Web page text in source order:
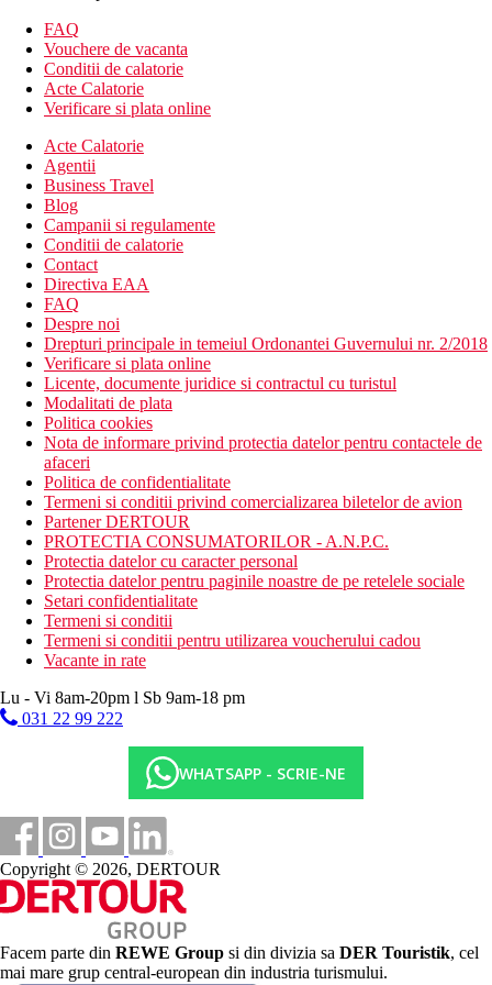
Camere
Camera dubla, cladire principala:
TV/Sat., telefon direct, aer conditionat, seif (gratuit), minibar
(aprovizionat zilnic cu bauturi racoritoare si bere gratuite),
balcon/terasa, in principal bloc, 25 m2.
Alte tipuri de camere
facilitatile de mai sus)
Bungalou: cazare in vile in gradina.
living cu bucatarie.
Camere duble pentru clienti cu dizabilitati la cerere.
Divertisment
Gratuit:program de animatie de zi si de seara.
Mese
Ultra All Inclusive
mic dejun, pranz si cina tip bufet in restaurantul principal
mic dejun tarziu in restaurantul principal (10:00-10:30)
gustare, fructe, gözleme, inghetata pe tot parcursul zilei
restaurant a la carte (peste, italian, turcesc) o data pe sejur
cu rezervare
bauturi alcoolice si nealcoolice de productie locala si unele
importate 24 de ore
Plaja
Plaja cu nisip este chiar langa hotel
Umbrele, sezlonguri, prosoape gratuite
Oferta sportiva
Gratuit: tenis de masa (incl. echipament), teren de tenis
(incl. echipament), zumba, aerobic pe apa, aerobic, polo,
centru de fitness, yoga, volei pe plaja, boccia, darts,
biliard, badminton
Contra cost: iluminat teren de tenis, sporturi acvatice
motorizate si nemotorizate
Copii
Gratuit : parte in restaurant, mini club, jocuri pentru copii, loc de
joaca pentru copii, program bogat de animatie, discoteca pentru
copii.
FAQ
Vouchere de vacanta
Conditii de calatorie
Acte Calatorie
Verificare si plata online
Acte Calatorie
Agentii
Business Travel
Blog
Campanii si regulamente
Conditii de calatorie
Contact
Directiva EAA
FAQ
Despre noi
Drepturi principale in temeiul Ordonantei Guvernului nr. 2/2018
Verificare si plata online
Licente, documente juridice si contractul cu turistul
Modalitati de plata
Politica cookies
Nota de informare privind protectia datelor pentru contactele de
afaceri
Politica de confidentialitate
Termeni si conditii privind comercializarea biletelor de avion
Partener DERTOUR
PROTECTIA CONSUMATORILOR - A.N.P.C.
Protectia datelor cu caracter personal
Protectia datelor pentru paginile noastre de pe retelele sociale
Setari confidentialitate
Termeni si conditii
Termeni si conditii pentru utilizarea voucherului cadou
Vacante in rate
Lu - Vi 8am-20pm l Sb 9am-18 pm
031 22 99 222
WHATSAPP - SCRIE-NE
Copyright © 2026, DERTOUR
Facem parte din REWE Group si din divizia sa DER Touristik, cel
mai mare grup central-european din industria turismului.